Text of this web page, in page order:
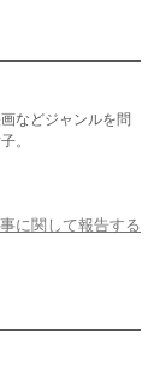
などジャンルを問
。
に関して報告する